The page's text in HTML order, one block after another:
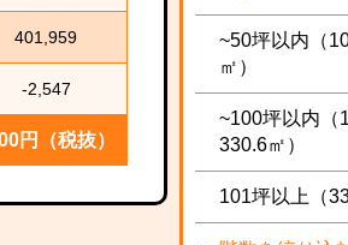
円（税抜）
401,959
-2,547
~50坪以内（
㎡）
~100坪以内（
330.6㎡）
101坪以上（